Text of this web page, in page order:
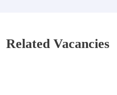
Related Vacancies